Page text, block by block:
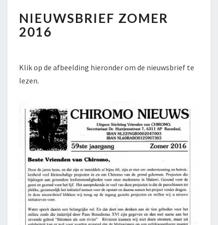
ZOMER
2016
NIEUWSBRIEF ZOMER
2016
Klik op de afbeelding hieronder om de nieuwsbrief te
lezen.